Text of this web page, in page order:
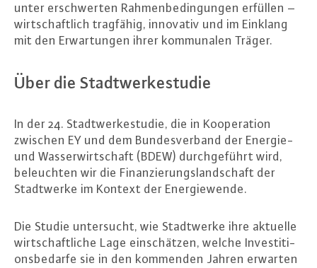
unter er­schwer­ten Rah­men­be­din­gun­gen erfüllen –
wirt­schaft­lich tragfähig, innovativ und im Einklang
mit den Er­war­tun­gen ihrer kom­mu­na­len Träger.
Über die Stadt­wer­ke­stu­die
In der 24. Stadt­wer­ke­stu­die, die in Ko­ope­ra­ti­on
zwischen EY und dem Bun­des­ver­band der Energie-
und Was­ser­wirt­schaft (BDEW) durch­ge­führt wird,
be­leuch­ten wir die Fi­nan­zie­rungs­land­schaft der
Stadt­wer­ke im Kontext der En­er­gie­wen­de.
Die Studie un­ter­sucht, wie Stadt­wer­ke ihre aktuelle
wirt­schaft­li­che Lage ein­schät­zen, welche In­ves­ti­ti­
ons­be­dar­fe sie in den kommenden Jahren erwarten